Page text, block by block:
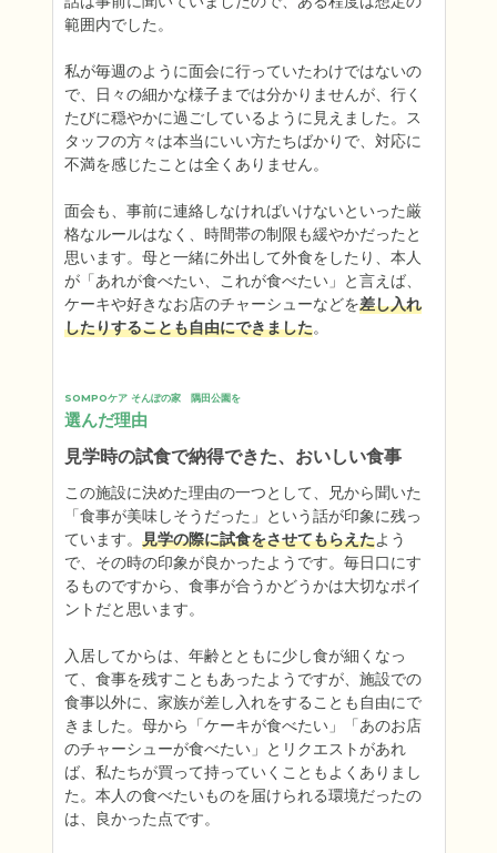
範囲内でした。
私が毎週のように面会に行っていたわけではないの
で、日々の細かな様子までは分かりませんが、行く
たびに穏やかに過ごしているように見えました。ス
タッフの方々は本当にいい方たちばかりで、対応に
不満を感じたことは全くありません。
面会も、事前に連絡しなければいけないといった厳
格なルールはなく、時間帯の制限も緩やかだったと
思います。母と一緒に外出して外食をしたり、本人
が「あれが食べたい、これが食べたい」と言えば、
ケーキや好きなお店のチャーシューなどを差し入れ
したりすることも自由にできました。
SOMPOケア そんぽの家　隅田公園を
選んだ理由
見学時の試食で納得できた、おいしい食事
この施設に決めた理由の一つとして、兄から聞いた
「食事が美味しそうだった」という話が印象に残っ
ています。 見学の際に試食をさせてもらえたよう
で、その時の印象が良かったようです。毎日口にす
るものですから、食事が合うかどうかは大切なポイ
ントだと思います。
入居してからは、年齢とともに少し食が細くなっ
て、食事を残すこともあったようですが、施設での
食事以外に、家族が差し入れをすることも自由にで
きました。母から「ケーキが食べたい」「あのお店
のチャーシューが食べたい」とリクエストがあれ
ば、私たちが買って持っていくこともよくありまし
た。本人の食べたいものを届けられる環境だったの
は、良かった点です。